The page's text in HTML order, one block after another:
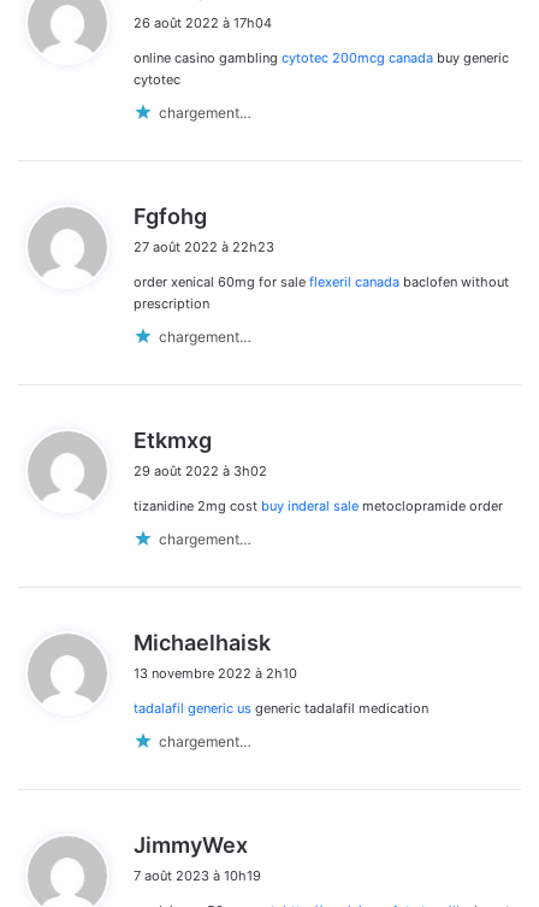
t
26 août 2022 à 17h04
online casino gambling cytotec 200mcg canada buy generic
cytotec
chargement…
Fgfohg
t
:
27 août 2022 à 22h23
order xenical 60mg for sale flexeril canada baclofen without
prescription
chargement…
Etkmxg
t
29 août 2022 à 3h02
tizanidine 2mg cost buy inderal sale metoclopramide order
chargement…
Michaelhaisk
t
13 novembre 2022 à 2h10
tadalafil generic us generic tadalafil medication
chargement…
JimmyWex
t
7 août 2023 à 10h19